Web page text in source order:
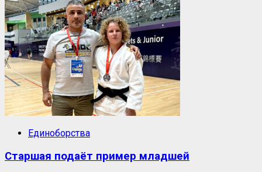
Единоборства
Старшая подаёт пример младшей